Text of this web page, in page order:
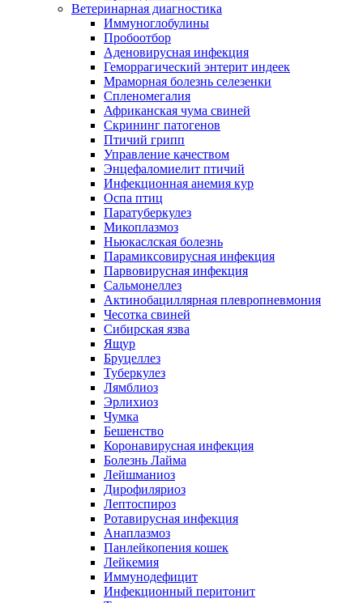
Ветеринарная диагностика
Иммуноглобулины
Пробоотбор
Аденовирусная инфекция
Геморрагический энтерит индеек
Мраморная болезнь селезенки
Спленомегалия
Африканская чума свиней
Скрининг патогенов
Птичий грипп
Управление качеством
Энцефаломиелит птичий
Инфекционная анемия кур
Оспа птиц
Паратуберкулез
Микоплазмоз
Ньюкаслская болезнь
Парамиксовирусная инфекция
Парвовирусная инфекция
Сальмонеллез
Актинобациллярная плевропневмония
Чесотка свиней
Сибирская язва
Ящур
Бруцеллез
Туберкулез
Лямблиоз
Эрлихиоз
Чумка
Бешенство
Коронавирусная инфекция
Болезнь Лайма
Лейшманиоз
Дирофиляриоз
Лептоспироз
Ротавирусная инфекция
Анаплазмоз
Панлейкопения кошек
Лейкемия
Иммунодефицит
Инфекционный перитонит